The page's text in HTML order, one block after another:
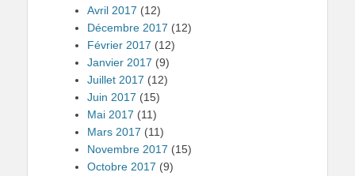
Avril 2017 (12)
Décembre 2017 (12)
Février 2017 (12)
Janvier 2017 (9)
Juillet 2017 (12)
Juin 2017 (15)
Mai 2017 (11)
Mars 2017 (11)
Novembre 2017 (15)
Octobre 2017 (9)